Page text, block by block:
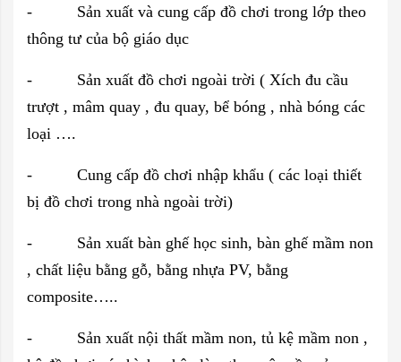
- Sản xuất và cung cấp đồ chơi trong lớp theo
thông tư của bộ giáo dục
- Sản xuất đồ chơi ngoài trời ( Xích đu cầu
trượt , mâm quay , đu quay, bể bóng , nhà bóng các
loại ….
- Cung cấp đồ chơi nhập khẩu ( các loại thiết
bị đồ chơi trong nhà ngoài trời)
- Sản xuất bàn ghế học sinh, bàn ghế mầm non
, chất liệu bằng gỗ, bằng nhựa PV, bằng
composite…..
- Sản xuất nội thất mầm non, tủ kệ mầm non ,